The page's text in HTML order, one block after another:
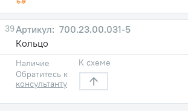
39
700.23.00.031-5
Кольцо
Наличие
Обратитесь к
консультанту
К схеме